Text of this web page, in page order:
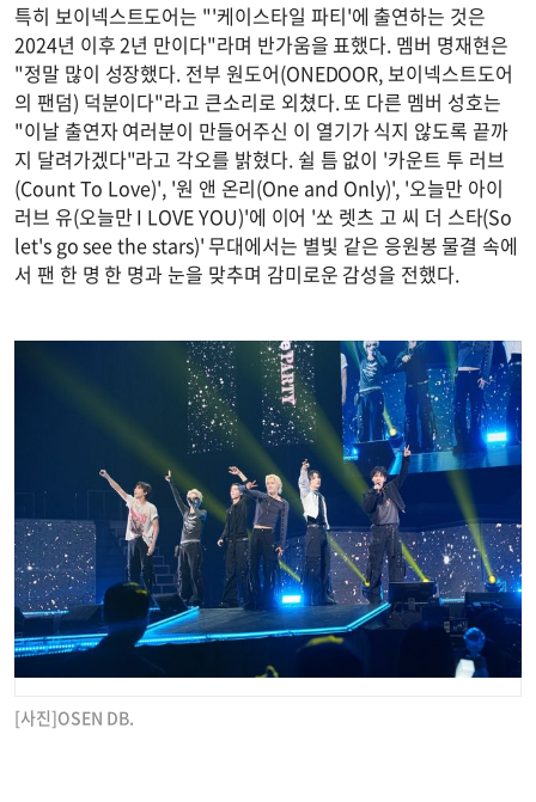
특히 보이넥스트도어는 "'케이스타일 파티'에 출연하는 것은
2024년 이후 2년 만이다"라며 반가움을 표했다. 멤버 명재현은
"정말 많이 성장했다. 전부 원도어(ONEDOOR, 보이넥스트도어
의 팬덤) 덕분이다"라고 큰소리로 외쳤다. 또 다른 멤버 성호는
"이날 출연자 여러분이 만들어주신 이 열기가 식지 않도록 끝까
지 달려가겠다"라고 각오를 밝혔다. 쉴 틈 없이 '카운트 투 러브
(Count To Love)', '원 앤 온리(One and Only)', '오늘만 아이
러브 유(오늘만 I LOVE YOU)'에 이어 '쏘 렛츠 고 씨 더 스타(So
let's go see the stars)' 무대에서는 별빛 같은 응원봉 물결 속에
서 팬 한 명 한 명과 눈을 맞추며 감미로운 감성을 전했다.
[사진]OSEN DB.